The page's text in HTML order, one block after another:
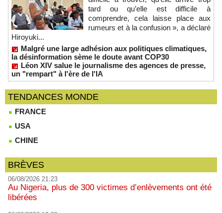
tard ou qu’elle est difficile à
comprendre, cela laisse place aux
rumeurs et à la confusion », a déclaré
Hiroyuki...
Malgré une large adhésion aux politiques climatiques,
la désinformation sème le doute avant COP30
Léon XIV salue le journalisme des agences de presse,
un "rempart" à l'ère de l'IA
TENDANCES MONDE
FRANCE
USA
CHINE
BRÈVES
06/08/2026 21:23
Au Nigeria, plus de 300 victimes d’enlèvements ont été
libérées